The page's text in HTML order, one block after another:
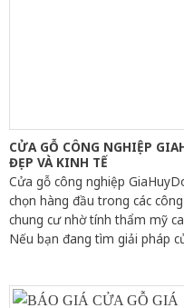
CỬA GỖ CÔNG NGHIỆP
ĐẸP VÀ KINH TẾ
Cửa gỗ công nghiệp
chọn hàng đầu trong các
chung cư nhờ tính thẩm mỹ
Nếu bạn đang tìm giải pháp